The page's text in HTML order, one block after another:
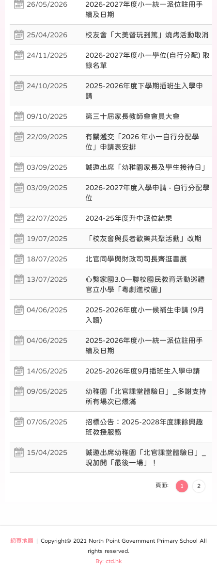
26/05/2026
2026-2027年度小一統一派位註冊手
續及日期
25/04/2026 校友會「大美督玩到篤」燒烤活動取消
24/11/2025
2026-2027年度小一學位(自行分配) 取
錄名單
24/10/2025
2025-2026年度下學期插班生入學申
請
09/10/2025 第三十屆家長教師會會員大會
22/09/2025
有關遞交「2026 年小一自行分配學
位」申請表安排
03/09/2025 誠邀出席「幼稚園家長及學生接待日」
03/09/2025
2026-2027年度入學申請 - 自行分配學
位
22/07/2025 2024-25年度升中派位結果
19/07/2025 「校友會與長者歡樂共聚活動」改期
18/07/2025 北官同學與財政司司長齊逛書展
13/07/2025
心繫家國3.0—聯校國民教育活動巡禮
官立小學「粵劇進校園」
04/06/2025
2025-2026年度小一候補生申請 (9月
入讀)
04/06/2025
2025-2026年度小一統一派位註冊手
續及日期
14/05/2025 2025-2026年度9月插班生入學申請
09/05/2025
幼稚園「北官課堂體驗日」_多謝支持
所有場次已爆滿
07/05/2025
招標公告：2025-2028年度課餘興趣
班教授服務
15/04/2025
誠邀出席幼稚園「北官課堂體驗日」_
現加開「最後一場」！
頁面: 1 2
網頁地圖 | Copyright© 2021 North Point Government Primary School All
rights reserved.
By: ctd.hk